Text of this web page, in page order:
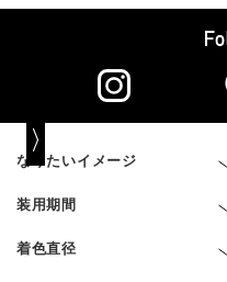
なりたいイメージ
装用期間
着色直径